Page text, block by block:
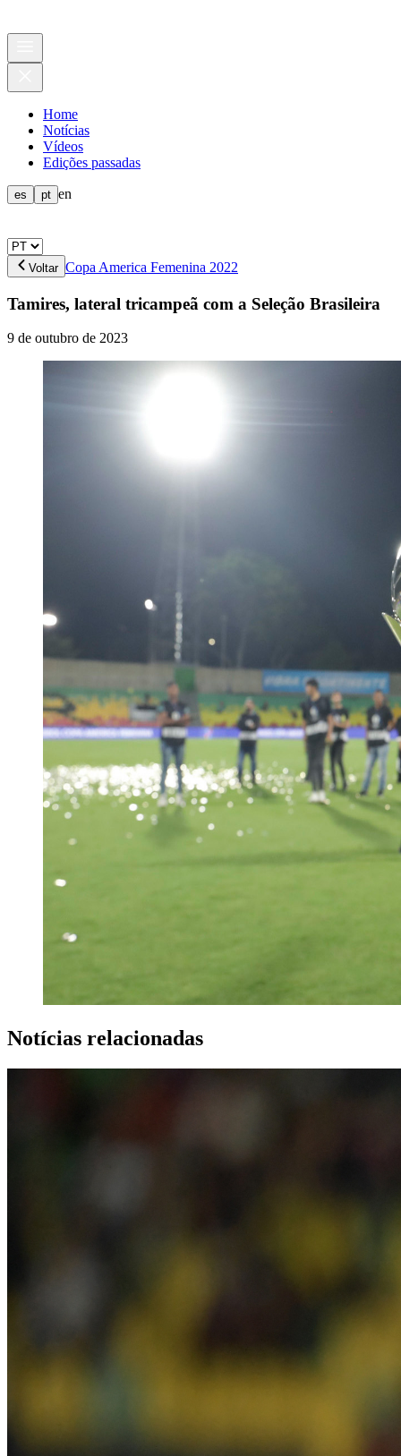
Home
Notícias
Vídeos
Edições passadas
es pt en
Voltar Copa America Femenina 2022
Tamires, lateral tricampeã com a Seleção Brasileira
9 de outubro de 2023
Notícias relacionadas